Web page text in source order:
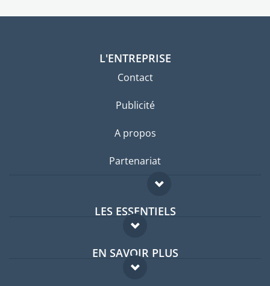
L'ENTREPRISE
Contact
Publicité
A propos
Partenariat
LES ESSENTIELS
Forum expatriés
Guides pays
EN SAVOIR PLUS
FAQ